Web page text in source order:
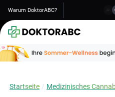
Warum DoktorABC?
Startseite Medizinisches